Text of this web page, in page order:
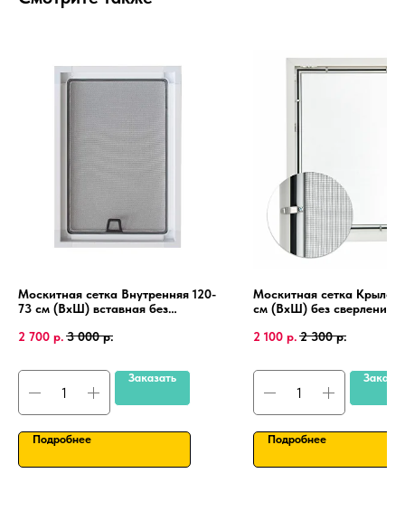
Москитная сетка Внутренняя 120-
73 см (ВхШ) вставная без
ПВХ, алюминиевая рамка.
2 700 р. 3 000 р.
Заказать
Подробнее
Москитная сетка Крыло
см (ВхШ) без сверления,
рамка.
2 100 р. 2 300 р.
Подробнее